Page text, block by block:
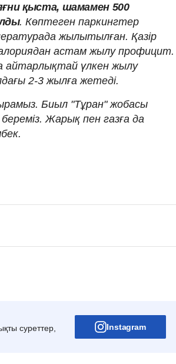
қыста, шамамен 500
. Көптеген паркингтер
жылытылған. Қазір
астам жылу профицит.
айтарлықтай үлкен жылу
2-3 жылға жетеді.
Биыл "Тұран" жобасы
Жарық пен газға да
суреттер,
Instagram